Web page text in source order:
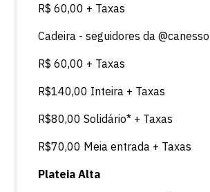
R$ 60,00 + Taxas
Cadeira - seguidores da
R$ 60,00 + Taxas
R$140,00 Inteira + Taxas
R$80,00 Solidário* + Taxas
R$70,00 Meia entrada + Taxas
Plateia Alta